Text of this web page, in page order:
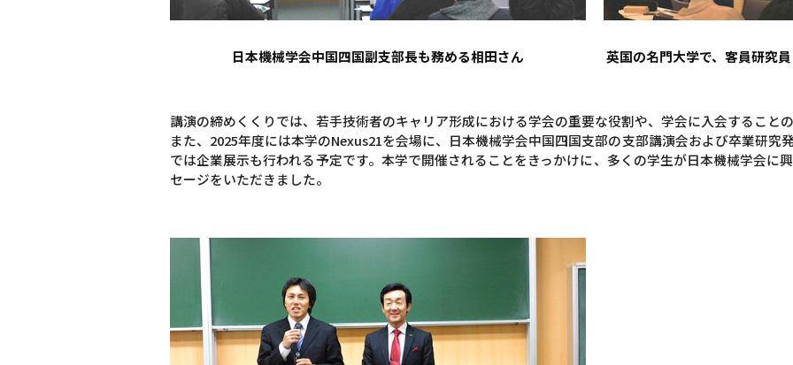
日本機械学会中国四国副支部長も務める相田さん 英国の名門大学で、客員研究
講演の締めくくりでは、若手技術者のキャリア形成における学会の重要な役割や、学会に入会すること
また、2025年度には本学のNexus21を会場に、日本機械学会中国四国支部の支部講演会および卒業研究
では企業展示も行われる予定です。本学で開催されることをきっかけに、多くの学生が日本機械学会に
セージをいただきました。